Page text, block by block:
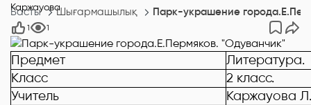
Басты Шығармашылық Парк-украшение
1 1
Предмет
Литература.
Класс
2 класс.
Учитель
Каржауова